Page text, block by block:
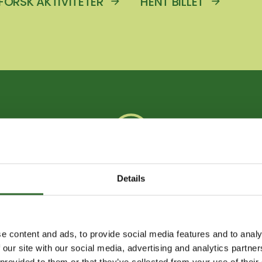
Details
content and ads, to provide social media features and to
site with our social media, advertising and analytics
SE ÅBNINGSTIDER
FRA